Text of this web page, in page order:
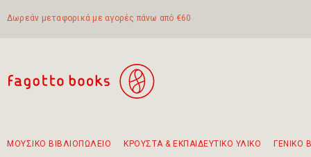
Δωρεάν μεταφορικά με αγορές πάνω από €60
ΜΟΥΣΙΚΟ ΒΙΒΛΙΟΠΩΛΕΙΟ ΚΡΟΥΣΤΑ & ΕΚΠΑΙΔΕΥΤΙΚΟ ΥΛΙΚΟ ΓΕΝΙΚΟ